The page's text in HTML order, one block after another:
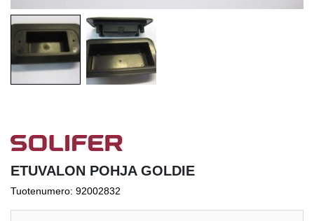
ETUVALON POHJA GOLDIE
Tuotenumero: 92002832